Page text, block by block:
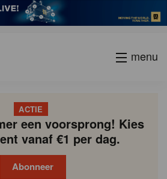
menu
ACTIE
een voorsprong! Kies
vanaf €1 per dag.
Abonneer